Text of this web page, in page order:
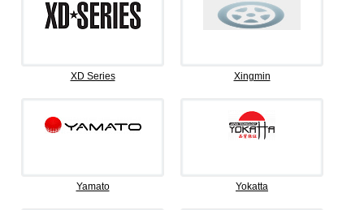
XD Series Xingmin
Yamato Yokatta